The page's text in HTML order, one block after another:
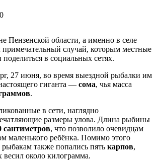
Пензенской области, а именно в селе
случай, которым местные
в социальных сетях.
27 июня, во время выездной рыбалки им
гиганта — сома, чья масса
.
в сети, наглядно
размеры улова. Длина рыбины
сантиметров, что позволило очевидцам
маленького ребёнка. Помимо этого
также попались пять карпов,
около килограмма.